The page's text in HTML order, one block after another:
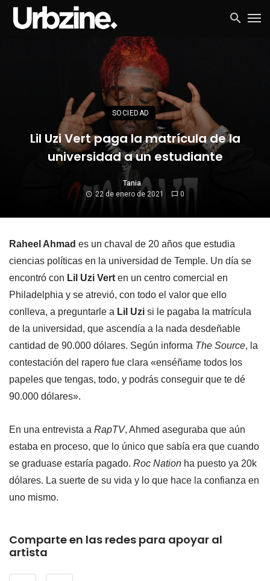
SOCIEDAD
Lil Uzi Vert paga la matrícula de la
universidad a un estudiante
Tania
22 de enero de 2021
0
Raheel Ahmad es un chaval de 20 años que estudia
ciencias políticas en la universidad de Temple. Un día se
encontró con Lil Uzi Vert en un centro comercial en
Philadelphia y se atrevió, con todo el valor que ello
conlleva, a preguntarle a Lil Uzi si le pagaba la matrícula
de la universidad, que ascendía a la nada desdeñable
cantidad de 90.000 dólares. Según informa The Source, la
contestación del rapero fue clara «enséñame todos los
papeles que tengas, todo, y podrás conseguir que te dé
90.000 dólares».
En una entrevista a RapTV, Ahmed aseguraba que aún
estaba en proceso, que lo único que sabía era que cuando
se graduase estaría pagado. Roc Nation ha puesto ya 20k
dólares. La suerte de su vida y lo que hace la confianza en
uno mismo.
Comparte en las redes para apoyar al
artista